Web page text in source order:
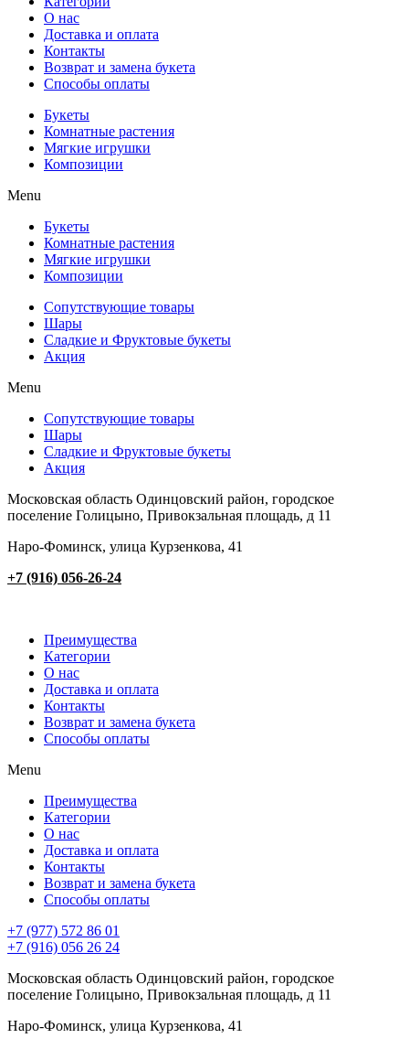
О нас
Доставка и оплата
Контакты
Возврат и замена букета
Способы оплаты
Букеты
Комнатные растения
Мягкие игрушки
Композиции
Menu
Букеты
Комнатные растения
Мягкие игрушки
Композиции
Сопутствующие товары
Шары
Сладкие и Фруктовые букеты
Акция
Menu
Сопутствующие товары
Шары
Сладкие и Фруктовые букеты
Акция
Московская область Одинцовский район, городское
поселение Голицыно, Привокзальная площадь, д 11
Наро-Фоминск, улица Курзенкова, 41
+7 (916) 056-26-24
Преимущества
Категории
О нас
Доставка и оплата
Контакты
Возврат и замена букета
Способы оплаты
Menu
Преимущества
Категории
О нас
Доставка и оплата
Контакты
Возврат и замена букета
Способы оплаты
+7 (977) 572 86 01
+7 (916) 056 26 24
Московская область Одинцовский район, городское
поселение Голицыно, Привокзальная площадь, д 11
Наро-Фоминск, улица Курзенкова, 41